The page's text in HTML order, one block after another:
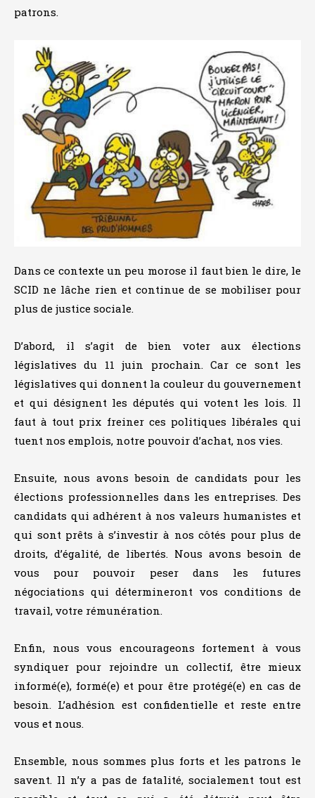
patrons.
Dans ce contexte un peu morose il faut bien le dire, le
SCID ne lâche rien et continue de se mobiliser pour
plus de justice sociale.
D’abord, il s’agit de bien voter aux élections
législatives du 11 juin prochain. Car ce sont les
législatives qui donnent la couleur du gouvernement
et qui désignent les députés qui votent les lois. Il
faut à tout prix freiner ces politiques libérales qui
tuent nos emplois, notre pouvoir d’achat, nos vies.
Ensuite, nous avons besoin de candidats pour les
élections professionnelles dans les entreprises. Des
candidats qui adhérent à nos valeurs humanistes et
qui sont prêts à s’investir à nos côtés pour plus de
droits, d’égalité, de libertés. Nous avons besoin de
vous pour pouvoir peser dans les futures
négociations qui détermineront vos conditions de
travail, votre rémunération.
Enfin, nous vous encourageons fortement à vous
syndiquer pour rejoindre un collectif, être mieux
informé(e), formé(e) et pour être protégé(e) en cas de
besoin. L’adhésion est confidentielle et reste entre
vous et nous.
Ensemble, nous sommes plus forts et les patrons le
savent. Il n’y a pas de fatalité, socialement tout est